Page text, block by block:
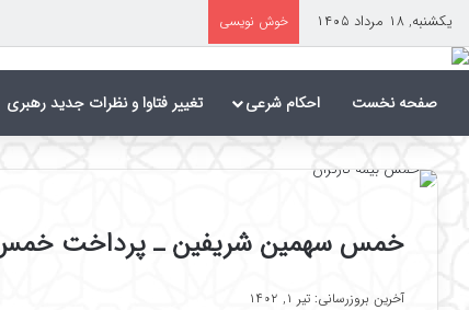
یکشنبه, ۱۸ مرداد ۱۴۰۵ خوش نویسی
صفحه نخست احکام شرعی تغییر فتاوا و نظرات جدید رهبری
خمس سهمین شریفین ـ پرداخت خمس
آخرین بروزرسانی: تیر ۱, ۱۴۰۲